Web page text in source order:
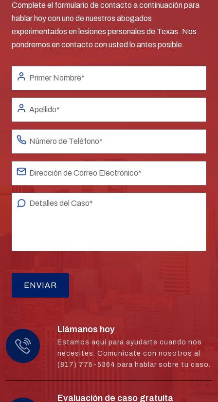
Complete el formulario de contacto a continuación para
hablar hoy con uno de nuestros abogados
experimentados en lesiones personales de Texas. Nos
pondremos en contacto con usted lo antes posible.
Llámanos hoy
Estamos aquí para ayudarte cuando nos
necesites. Comunícate con nosotros al
(817) 775-5364 para hablar sobre tu caso.
Evaluación de caso gratuita